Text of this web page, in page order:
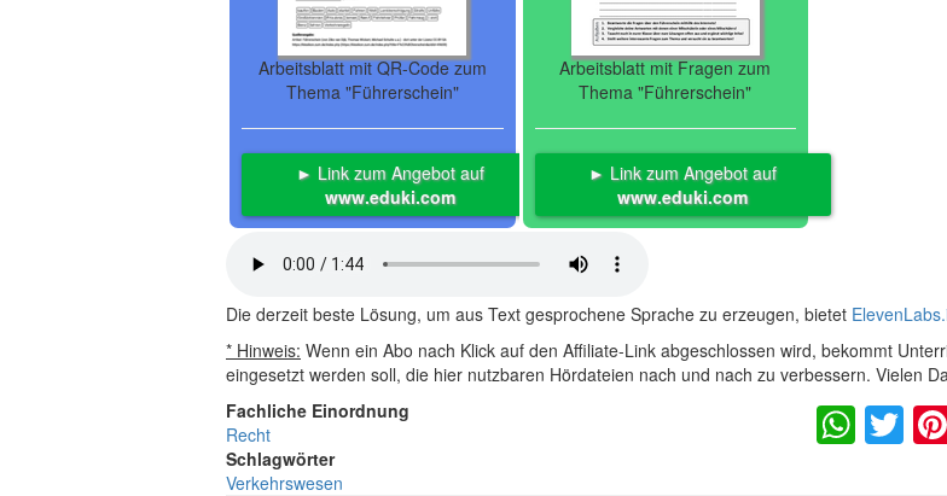
Arbeitsblatt mit QR-Code zum
Thema "Führerschein"
► Link zum Angebot auf
www.eduki.com
Arbeitsblatt mit Fragen zum
Thema "Führerschein"
► Link zum Angebot auf
www.eduki.com
Die derzeit beste Lösung, um aus Text gesprochene Sprache zu erzeugen, bietet
* Hinweis: Wenn ein Abo nach Klick auf den Affiliate-Link abgeschlossen wird, bekommt
eingesetzt werden soll, die hier nutzbaren Hördateien nach und nach zu verbessern. Vielen
Fachliche Einordnung
Recht
Schlagwörter
Verkehrswesen